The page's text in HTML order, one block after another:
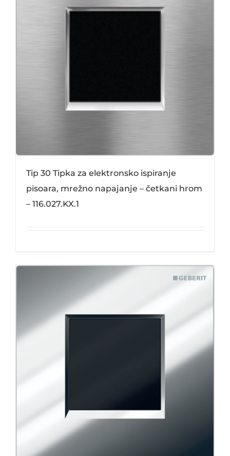
Tip 30 Tipka za elektronsko ispiranje
pisoara, mrežno napajanje – četkani hrom
– 116.027.KX.1